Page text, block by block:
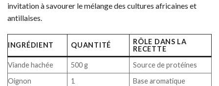
invitation à savourer le mélange des cultures africaines et
antillaises.
INGRÉDIENT QUANTITÉ
RÔLE DANS LA
RECETTE
Viande hachée
500 g
Source de protéines
Oignon
1 Base aromatique